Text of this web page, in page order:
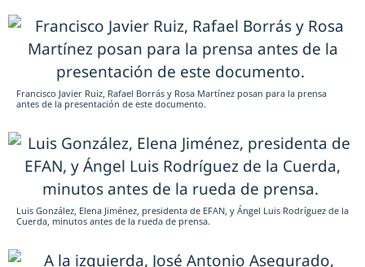
Francisco Javier Ruiz, Rafael Borrás y Rosa Martínez posan para la prensa
antes de la presentación de este documento.
Luis González, Elena Jiménez, presidenta de EFAN, y Ángel Luis Rodríguez de la
Cuerda, minutos antes de la rueda de prensa.